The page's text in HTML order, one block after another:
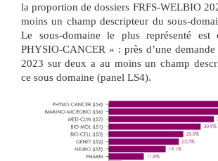
la proportion de dossiers FRFS-WELBIO
moins un champ descripteur du sous-
Le sous-domaine le plus représenté
PHYSIO-CANCER » : près d’une
2023 sur deux a au moins un champ
ce sous domaine (panel LS4).